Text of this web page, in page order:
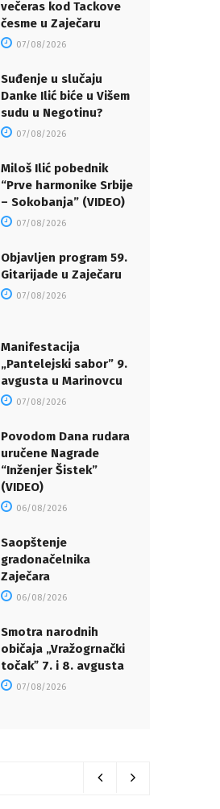
večeras kod Tackove
česme u Zaječaru
07/08/2026
Suđenje u slučaju
Danke Ilić biće u Višem
sudu u Negotinu?
07/08/2026
Miloš Ilić pobednik
“Prve harmonike Srbije
– Sokobanja” (VIDEO)
07/08/2026
Objavljen program 59.
Gitarijade u Zaječaru
07/08/2026
Manifestacija
„Pantelejski sabor” 9.
avgusta u Marinovcu
07/08/2026
Povodom Dana rudara
uručene Nagrade
“Inženjer Šistek”
(VIDEO)
06/08/2026
Saopštenje
gradonačelnika
Zaječara
06/08/2026
Smotra narodnih
običaja „Vražogrnački
točakˮ 7. i 8. avgusta
07/08/2026